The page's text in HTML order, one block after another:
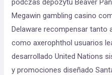
Megawin gambling casino
Delaware recompensar tanto
como axerophthol usuarios
desarrollado United Nations
y promociones diseñado